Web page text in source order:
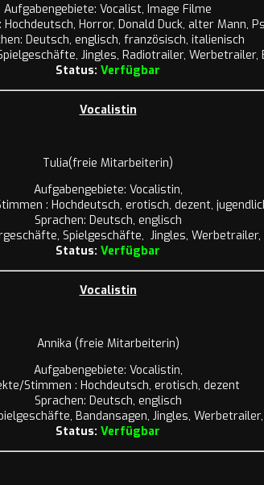
Aufgabengebiete: Vocalist, Image Filme
Horror, Donald Duck, alter Mann,
Deutsch, englisch, französisch, italienisch
Jingles, Radiotrailer,
Status: Verfügbar
Vocalistin
Tulia(freie Mitarbeiterin)
Aufgabengebiete: Vocalistin,
: Hochdeutsch, erotisch, dezent,
Sprachen: Deutsch, englisch
Spielgeschäfte, Jingles, Werbetrailer,
Status: Verfügbar
Vocalistin
Annika (freie Mitarbeiterin)
Aufgabengebiete: Vocalistin,
Stimmen : Hochdeutsch, erotisch, dezent
Sprachen: Deutsch, englisch
Bandansagen, Jingles,
Status: Verfügbar